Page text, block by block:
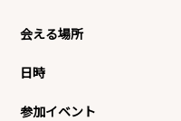
会える場所
日時
参加イベント